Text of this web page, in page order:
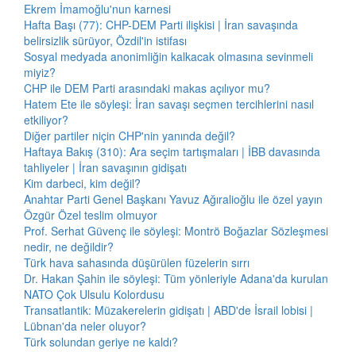
Ekrem İmamoğlu'nun karnesi
Hafta Başı (77): CHP-DEM Parti ilişkisi | İran savaşında
belirsizlik sürüyor, Özdil'in istifası
Sosyal medyada anonimliğin kalkacak olmasına sevinmeli
miyiz?
CHP ile DEM Parti arasındaki makas açılıyor mu?
Hatem Ete ile söyleşi: İran savaşı seçmen tercihlerini nasıl
etkiliyor?
Diğer partiler niçin CHP'nin yanında değil?
Haftaya Bakış (310): Ara seçim tartışmaları | İBB davasında
tahliyeler | İran savaşının gidişatı
Kim darbeci, kim değil?
Anahtar Parti Genel Başkanı Yavuz Ağıralioğlu ile özel yayın
Özgür Özel teslim olmuyor
Prof. Serhat Güvenç ile söyleşi: Montrö Boğazlar Sözleşmesi
nedir, ne değildir?
Türk hava sahasında düşürülen füzelerin sırrı
Dr. Hakan Şahin ile söyleşi: Tüm yönleriyle Adana'da kurulan
NATO Çok Ulsulu Kolordusu
Transatlantik: Müzakerelerin gidişatı | ABD'de İsrail lobisi |
Lübnan'da neler oluyor?
Türk solundan geriye ne kaldı?